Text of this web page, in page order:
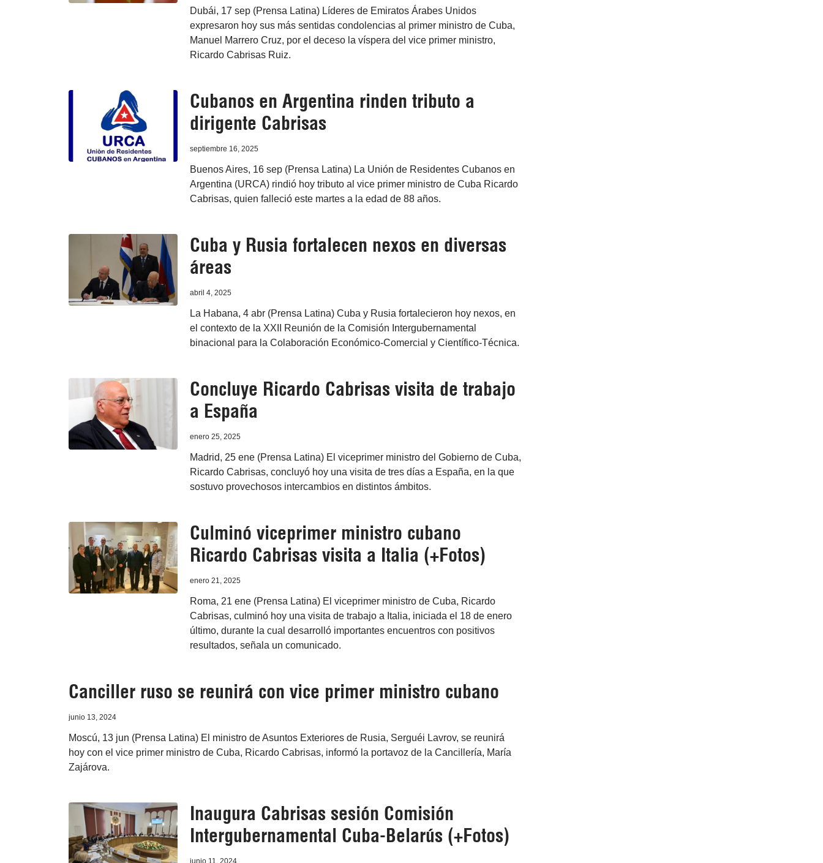
Dubái, 17 sep (Prensa Latina) Líderes de Emiratos Árabes Unidos
expresaron hoy sus más sentidas condolencias al primer ministro de Cuba,
Manuel Marrero Cruz, por el deceso la víspera del vice primer ministro,
Ricardo Cabrisas Ruiz.
Cubanos en Argentina rinden tributo a
dirigente Cabrisas
septiembre 16, 2025
Buenos Aires, 16 sep (Prensa Latina) La Unión de Residentes Cubanos en
Argentina (URCA) rindió hoy tributo al vice primer ministro de Cuba Ricardo
Cabrisas, quien falleció este martes a la edad de 88 años.
Cuba y Rusia fortalecen nexos en diversas
áreas
abril 4, 2025
La Habana, 4 abr (Prensa Latina) Cuba y Rusia fortalecieron hoy nexos, en
el contexto de la XXII Reunión de la Comisión Intergubernamental
binacional para la Colaboración Económico-Comercial y Científico-Técnica.
Concluye Ricardo Cabrisas visita de trabajo
a España
enero 25, 2025
Madrid, 25 ene (Prensa Latina) El viceprimer ministro del Gobierno de Cuba,
Ricardo Cabrisas, concluyó hoy una visita de tres días a España, en la que
sostuvo provechosos intercambios en distintos ámbitos.
Culminó viceprimer ministro cubano
Ricardo Cabrisas visita a Italia (+Fotos)
enero 21, 2025
Roma, 21 ene (Prensa Latina) El viceprimer ministro de Cuba, Ricardo
Cabrisas, culminó hoy una visita de trabajo a Italia, iniciada el 18 de enero
último, durante la cual desarrolló importantes encuentros con positivos
resultados, señala un comunicado.
Canciller ruso se reunirá con vice primer ministro cubano
junio 13, 2024
Moscú, 13 jun (Prensa Latina) El ministro de Asuntos Exteriores de Rusia, Serguéi Lavrov, se reunirá
hoy con el vice primer ministro de Cuba, Ricardo Cabrisas, informó la portavoz de la Cancillería, María
Zajárova.
Inaugura Cabrisas sesión Comisión
Intergubernamental Cuba-Belarús (+Fotos)